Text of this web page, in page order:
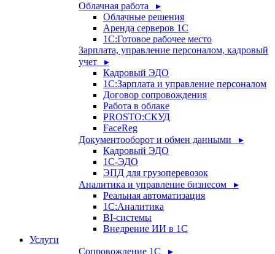
Облачная работа ▸
Облачные решения
Аренда серверов 1С
1C:Готовое рабочее место
Зарплата, управление персоналом, кадровый
учет ▸
Кадровый ЭДО
1С:Зарплата и управление персоналом
Договор сопровождения
Работа в облаке
PROSTO:СКУД
FaceReg
Документооборот и обмен данными ▸
Кадровый ЭДО
1С-ЭДО
ЭПД для грузоперевозок
Аналитика и управление бизнесом ▸
Реальная автоматизация
1С:Аналитика
BI-системы
Внедрение ИИ в 1С
Услуги
Сопровождение 1С ▸